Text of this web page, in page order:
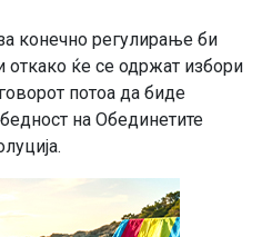
конечно регулирање би
откако ќе се одржат избори
потоа да биде
на Обединетите